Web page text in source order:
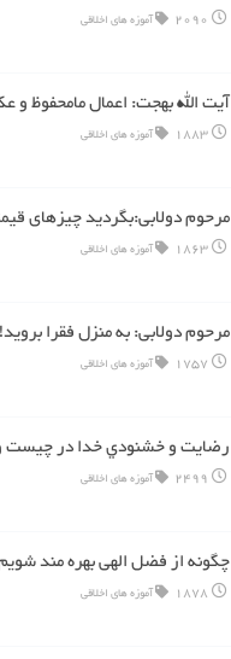
2090 آموزه های اخلاقی
آیت الله بهجت: اعمال مامحفوظ
1883 آموزه های اخلاقی
مرحوم دولابی:بگردید چیزهای
1863 آموزه های اخلاقی
مرحوم دولابی: به منزل فقرا
1757 آموزه های اخلاقی
رضايت و خشنودي خدا در چیست
2499 آموزه های اخلاقی
چگونه از فضل الهی بهره مند
1878 آموزه های اخلاقی